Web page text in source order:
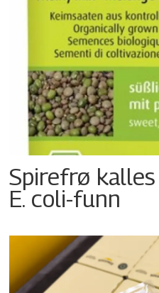
Spirefrø
E. coli-funn